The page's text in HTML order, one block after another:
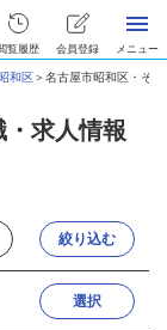
覧履歴 会員登録 メニュー
和区＞名古屋市昭和区・そ
求人情報
絞り込む
選択